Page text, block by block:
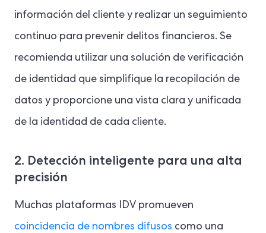
información del cliente y realizar un seguimiento
continuo para prevenir delitos financieros. Se
recomienda utilizar una solución de verificación
de identidad que simplifique la recopilación de
datos y proporcione una vista clara y unificada
de la identidad de cada cliente.
2. Detección inteligente para una alta
precisión
Muchas plataformas IDV promueven
coincidencia de nombres difusos como una